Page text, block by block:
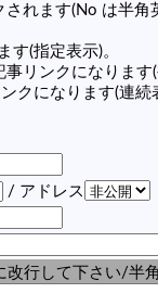
れます(No は半角
(指定表示)。
リンクになります(
になります(連続
/ アドレス
改行して下さい/半